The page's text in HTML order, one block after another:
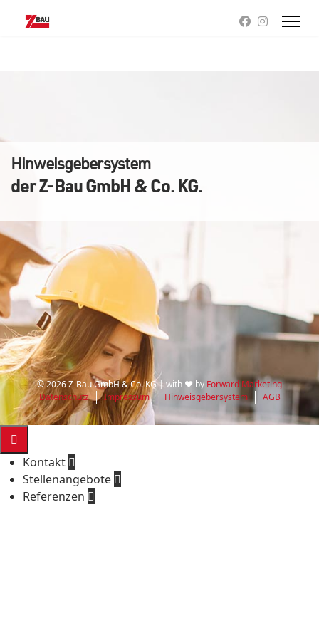
Hinweisgebersystem
der Z-Bau GmbH & Co. KG.
© 2026 Z-Bau GmbH & Co. KG | with ♥ by Forward Marketing
Datenschutz
Impressum Hinweisgebersystem AGB

Kontakt 
Stellenangebote 
Referenzen 